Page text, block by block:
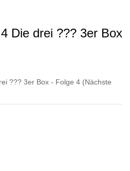
Die drei ??? 3er Box
??? 3er Box - Folge 4 (Nächste